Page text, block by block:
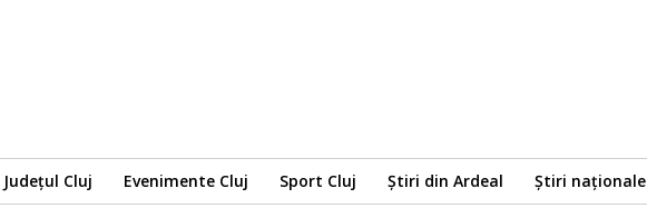
Județul Cluj Evenimente Cluj Sport Cluj Știri din Ardeal Știri naționale